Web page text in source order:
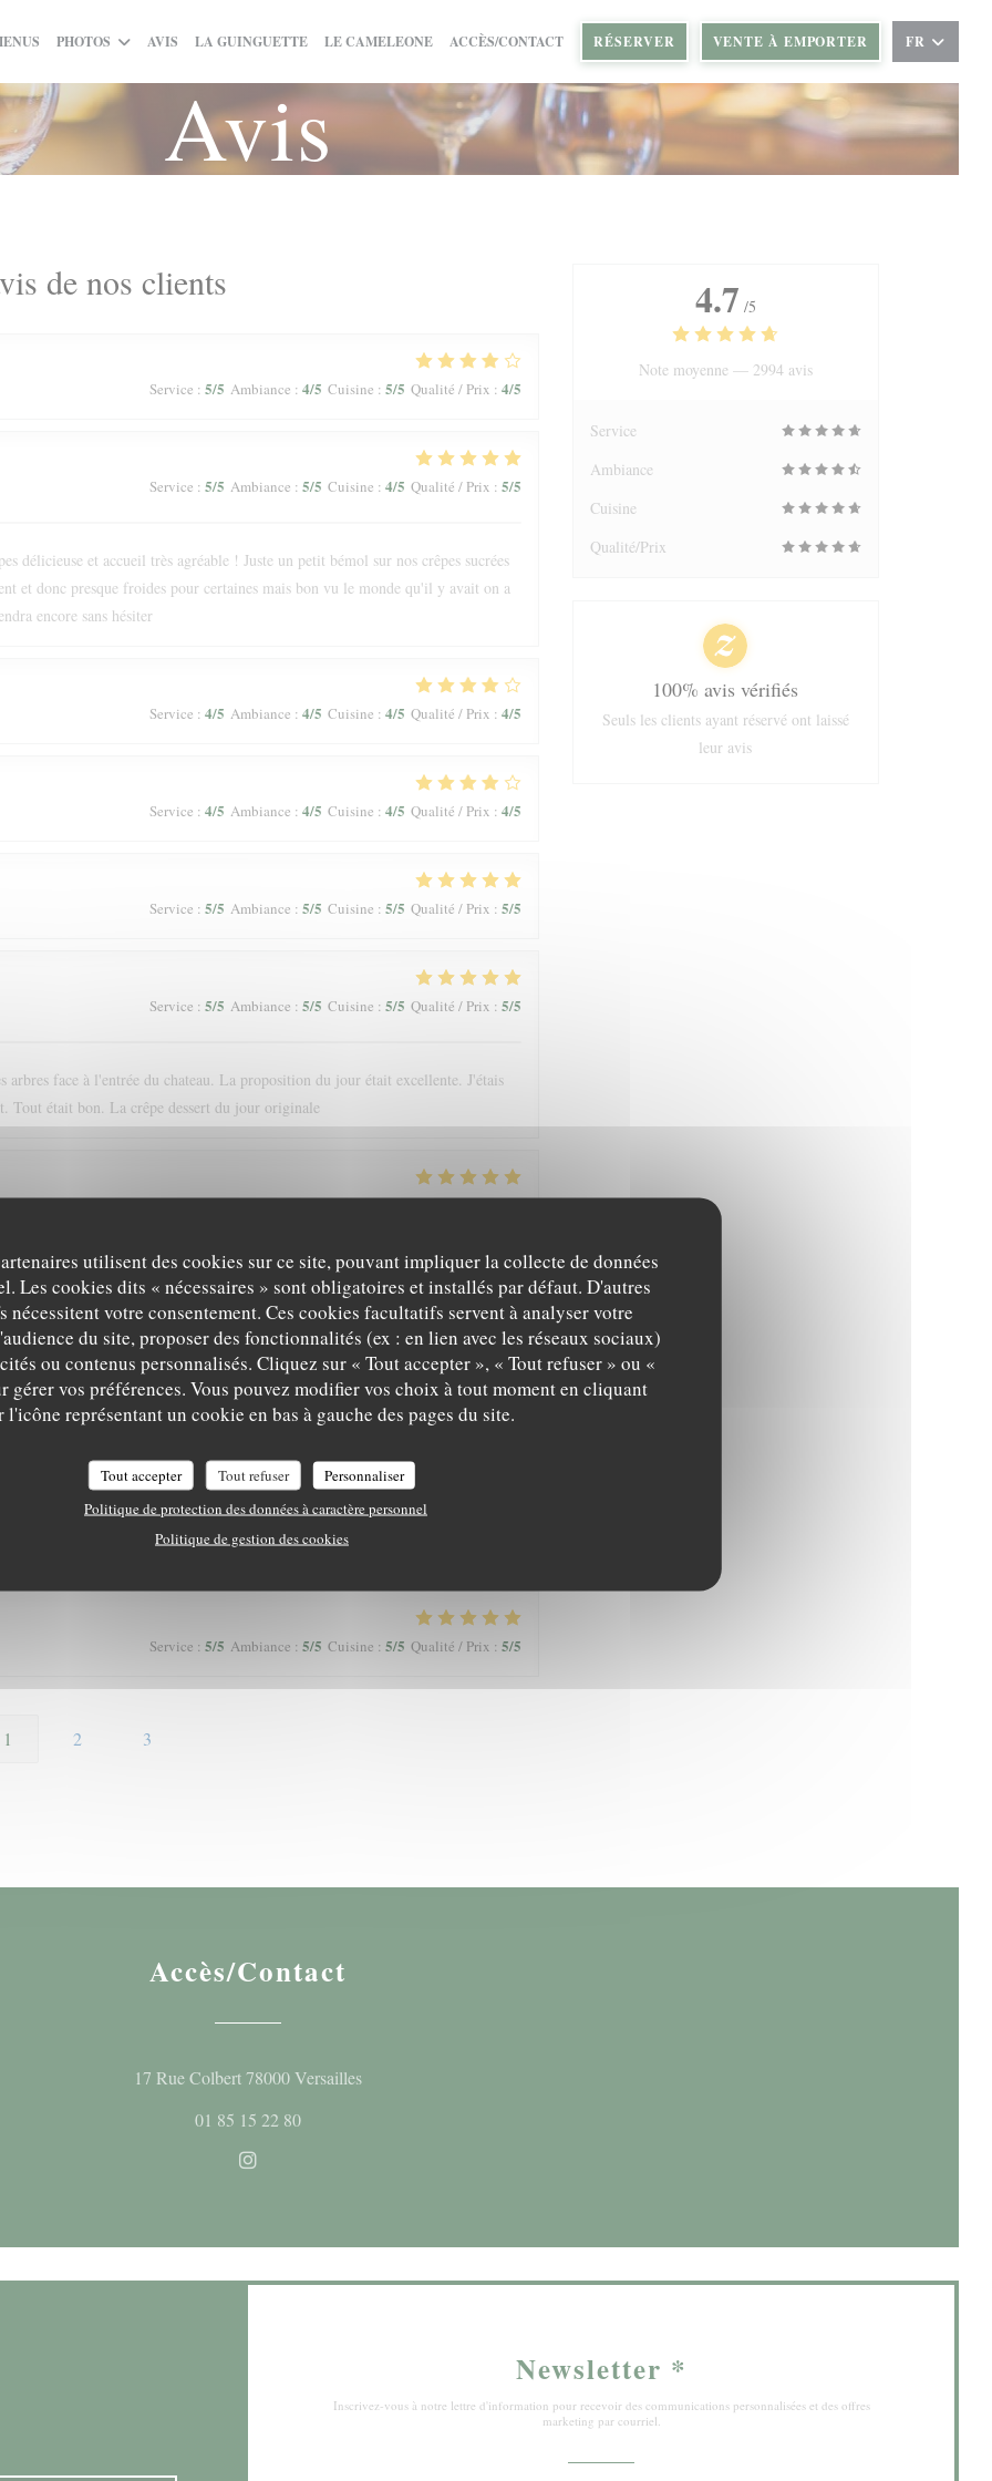
utilisent des cookies sur ce site, pouvant impliquer la collecte de données
Les cookies dits « nécessaires » sont obligatoires et installés par défaut. D'autres
votre consentement. Ces cookies facultatifs servent à analyser votre
du site, proposer des fonctionnalités (ex : en lien avec les réseaux sociaux)
ou contenus personnalisés. Cliquez sur « Tout accepter », « Tout refuser » ou «
gérer vos préférences. Vous pouvez modifier vos choix à tout moment en cliquant
l'icône représentant un cookie en bas à gauche des pages du site.
Tout accepter Tout refuser
Personnaliser
Politique de protection des données à caractère personnel
Politique de gestion des cookies
PHOTOS AVIS LA GUINGUETTE((OUVRE UNE NOUVELLE FENÊTRE))
LE CAMELEONE((OUVRE UNE NOUVELLE FENÊTRE))
ACCÈS/CONTACT RÉSERVER VENTE À EMPORTER FR
Avis
de nos clients
Service : 5/5 Ambiance : 4/5 Cuisine : 5/5 Qualité / Prix : 4/5
Service : 5/5 Ambiance : 5/5 Cuisine : 4/5 Qualité / Prix : 5/5
délicieuse et accueil très agréable ! Juste un petit bémol sur nos crêpes sucrées
et donc presque froides pour certaines mais bon vu le monde qu'il y avait on a
encore sans hésiter
Service : 4/5 Ambiance : 4/5 Cuisine : 4/5 Qualité / Prix : 4/5
Service : 4/5 Ambiance : 4/5 Cuisine : 4/5 Qualité / Prix : 4/5
Service : 5/5 Ambiance : 5/5 Cuisine : 5/5 Qualité / Prix : 5/5
Service : 5/5 Ambiance : 5/5 Cuisine : 5/5 Qualité / Prix : 5/5
arbres face à l'entrée du chateau. La proposition du jour était excellente. J'étais
Tout était bon. La crêpe dessert du jour originale
Service:5/5 Ambiance:5/5 Cuisine:5/5 Qualité / Prix:4/5
Nous recommandons !
Service:4/5 Ambiance:5/5 Cuisine:5/5 Qualité / Prix 4 /5
Service:5/5 Ambiance:5/5 Cuisine
Service : 5/5 Ambiance : 5/5 Cuisine : 5/5 Qualité / Prix : 5/5
1 2 3
4.7 /5
Note moyenne — 2994 avis
Service
Ambiance
Cuisine
Qualité/Prix
100% avis vérifiés
Seuls les clients ayant réservé ont laissé
leur avis
Accès/Contact
17 Rue Colbert 78000 Versailles((ouvre une nouvelle fenêtre))
01 85 15 22 80
Instagram ((ouvre une nouvelle fenêtre))
Newsletter *
Inscrivez-vous à notre lettre d'information pour recevoir des communications personnalisées et des offres
marketing par courriel.